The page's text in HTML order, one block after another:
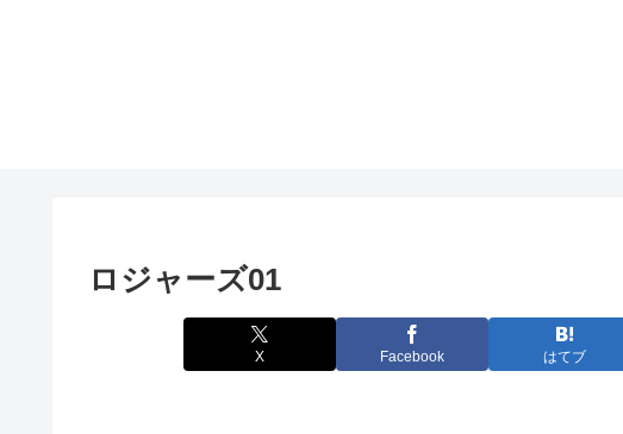
ロジャーズ01
X Facebook はてブ